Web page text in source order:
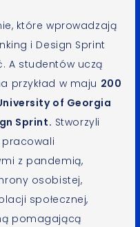
które wprowadzają
i Design Sprint
A studentów uczą
przykład w maju 200
of Georgia
Sprint. Stworzyli
pracowali
z pandemią,
osobistej,
społecznej,
pomagającą